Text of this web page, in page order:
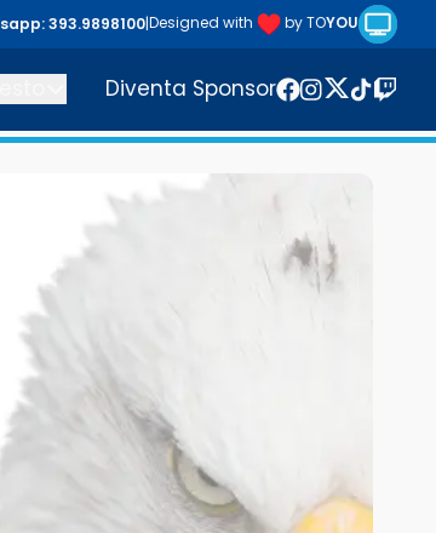
393.9898100|Designed with by TOYOU
Diventa Sponsor
Twitter